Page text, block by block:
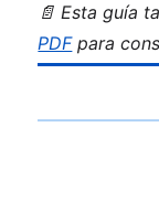
📄 Esta guía
PDFpara